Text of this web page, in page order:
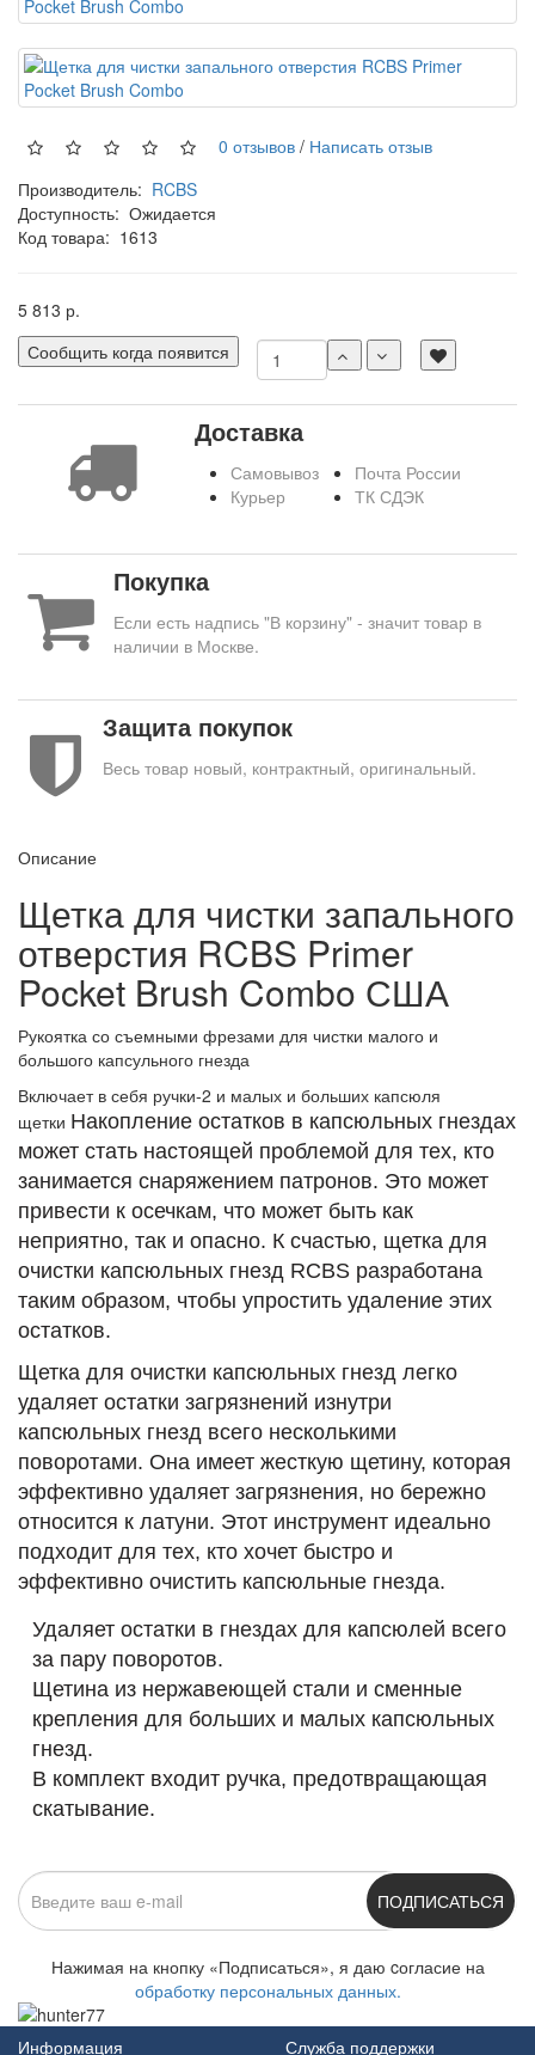
0 отзывов / Написать отзыв
Производитель: RCBS
Доступность: Ожидается
Код товара: 1613
5 813 р.
Сообщить когда появится
Доставка
Самовывоз
Курьер
Почта России
ТК СДЭК
Покупка
Если есть надпись "В корзину" - значит товар в
наличии в Москве.
Защита покупок
Весь товар новый, контрактный, оригинальный.
Описание
Щетка для чистки запального
отверстия RCBS Primer
Pocket Brush Combo США
Рукоятка со съемными фрезами для чистки малого и
большого капсульного гнезда
Включает в себя ручки-2 и малых и больших капсюля
щетки Накопление остатков в капсюльных гнездах
может стать настоящей проблемой для тех, кто
занимается снаряжением патронов. Это может
привести к осечкам, что может быть как
неприятно, так и опасно. К счастью, щетка для
очистки капсюльных гнезд RCBS разработана
таким образом, чтобы упростить удаление этих
остатков.
Щетка для очистки капсюльных гнезд легко
удаляет остатки загрязнений изнутри
капсюльных гнезд всего несколькими
поворотами. Она имеет жесткую щетину, которая
эффективно удаляет загрязнения, но бережно
относится к латуни. Этот инструмент идеально
подходит для тех, кто хочет быстро и
эффективно очистить капсюльные гнезда.
Удаляет остатки в гнездах для капсюлей всего
за пару поворотов.
Щетина из нержавеющей стали и сменные
крепления для больших и малых капсюльных
гнезд.
В комплект входит ручка, предотвращающая
скатывание.
ПОДПИСАТЬСЯ
Нажимая на кнопку «Подписаться», я даю cогласие на
обработку персональных данных.
Информация Служба поддержки